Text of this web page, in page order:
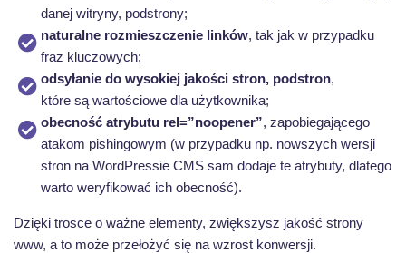
danej witryny, podstrony;
naturalne rozmieszczenie linków, tak jak w przypadku
fraz kluczowych;
odsyłanie do wysokiej jakości stron, podstron,
które są wartościowe dla użytkownika;
obecność atrybutu rel=”noopener”, zapobiegającego
atakom pishingowym (w przypadku np. nowszych wersji
stron na WordPressie CMS sam dodaje te atrybuty, dlatego
warto weryfikować ich obecność).
Dzięki trosce o ważne elementy, zwiększysz jakość strony
www, a to może przełożyć się na wzrost konwersji.